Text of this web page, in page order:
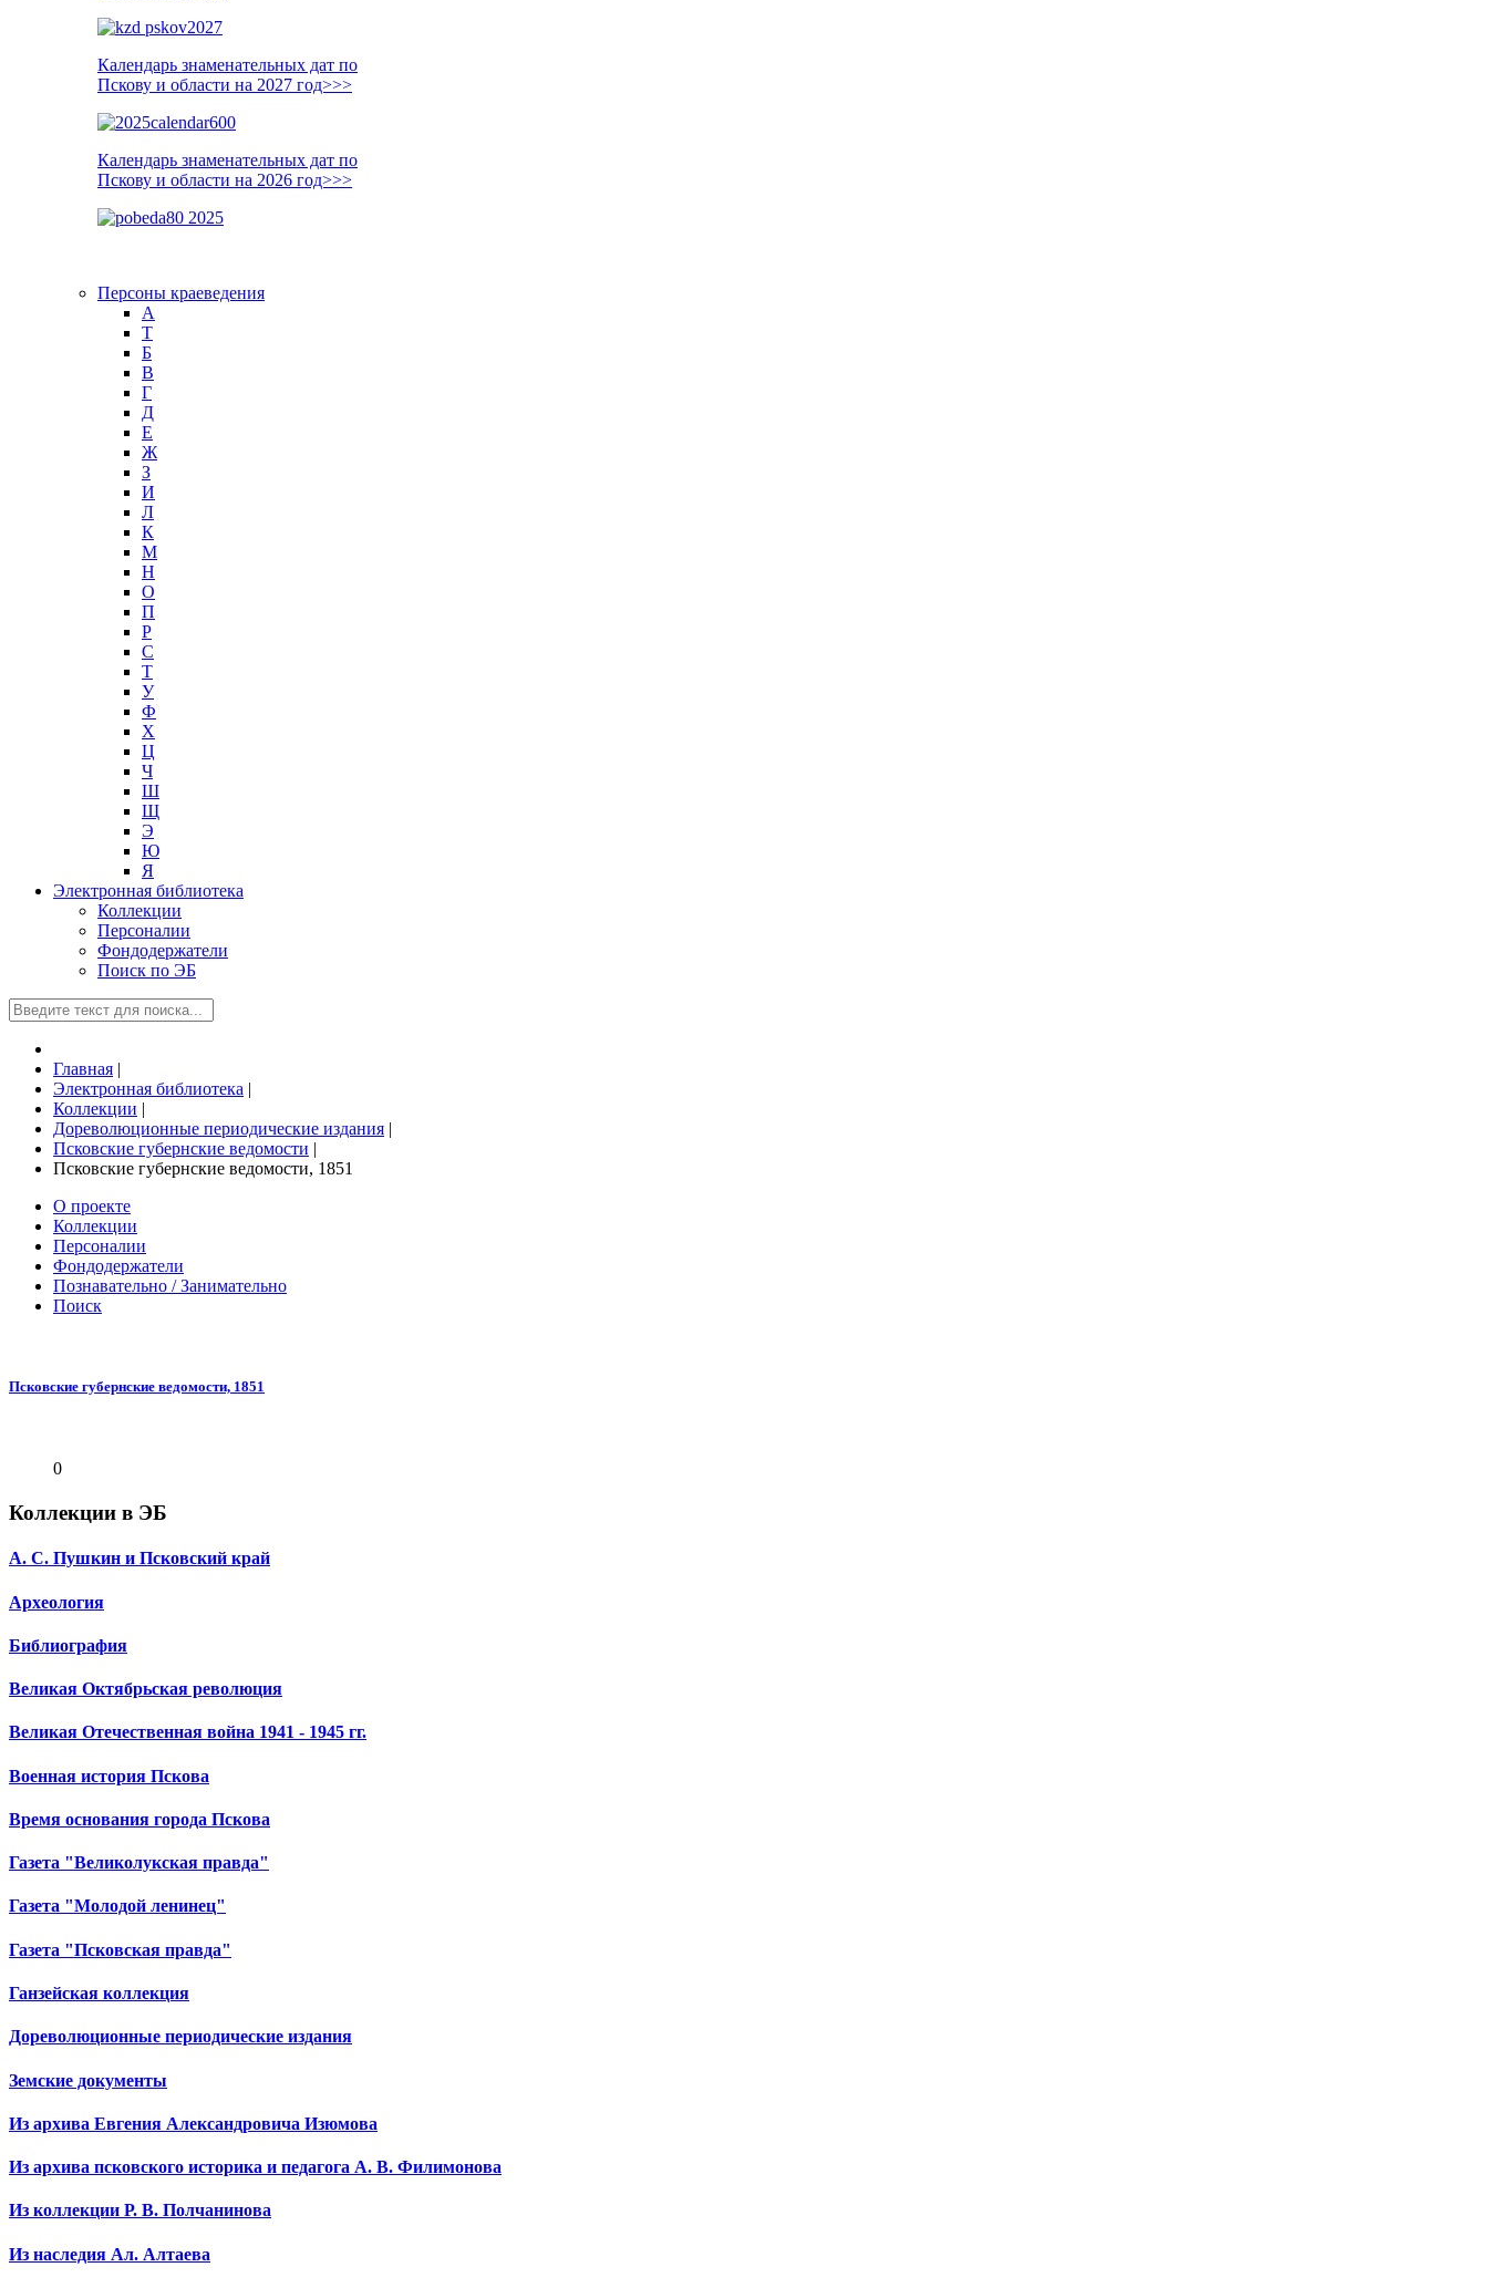
Календарь знаменательных дат по
Пскову и области на 2027 год>>>
Календарь знаменательных дат по
Пскову и области на 2026 год>>>
Персоны краеведения
А
T
Б
В
Г
Д
Е
Ж
З
И
Л
К
М
Н
О
П
Р
С
Т
У
Ф
Х
Ц
Ч
Ш
Щ
Э
Ю
Я
Электронная библиотека
Коллекции
Персоналии
Фондодержатели
Поиск по ЭБ
Главная |
Электронная библиотека |
Коллекции |
Дореволюционные периодические издания |
Псковские губернские ведомости |
Псковские губернские ведомости, 1851
О проекте
Коллекции
Персоналии
Фондодержатели
Познавательно / Занимательно
Поиск
Псковские губернские ведомости, 1851
0
Коллекции в ЭБ
А. С. Пушкин и Псковский край
Археология
Библиография
Великая Октябрьская революция
Великая Отечественная война 1941 - 1945 гг.
Военная история Пскова
Время основания города Пскова
Газета "Великолукская правда"
Газета "Молодой ленинец"
Газета "Псковская правда"
Ганзейская коллекция
Дореволюционные периодические издания
Земские документы
Из архива Евгения Александровича Изюмова
Из архива псковского историка и педагога А. В. Филимонова
Из коллекции Р. В. Полчанинова
Из наследия Ал. Алтаева